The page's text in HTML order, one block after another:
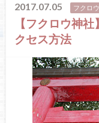
2017.07.05 フクロ
【フクロウ神
クセス方法